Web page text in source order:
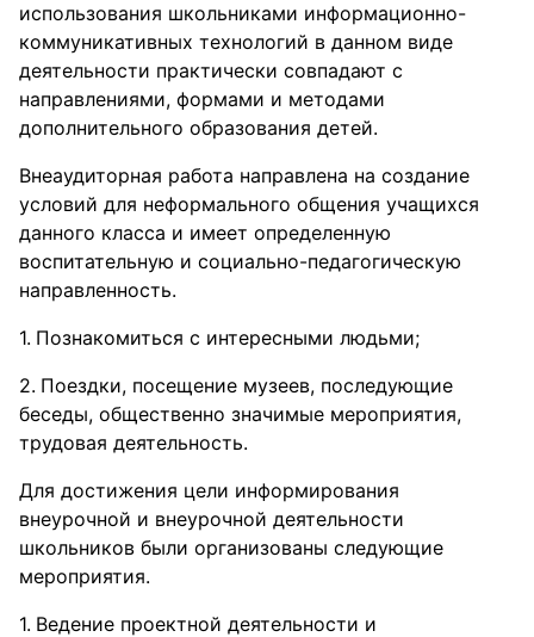
использования школьниками информационно-
коммуникативных технологий в данном виде
деятельности практически совпадают с
направлениями, формами и методами
дополнительного образования детей.
Внеаудиторная работа направлена на создание
условий для неформального общения учащихся
данного класса и имеет определенную
воспитательную и социально-педагогическую
направленность.
Познакомиться с интересными людьми;
Поездки, посещение музеев, последующие
беседы, общественно значимые мероприятия,
трудовая деятельность.
Для достижения цели информирования
внеурочной и внеурочной деятельности
школьников были организованы следующие
мероприятия.
Ведение проектной деятельности и